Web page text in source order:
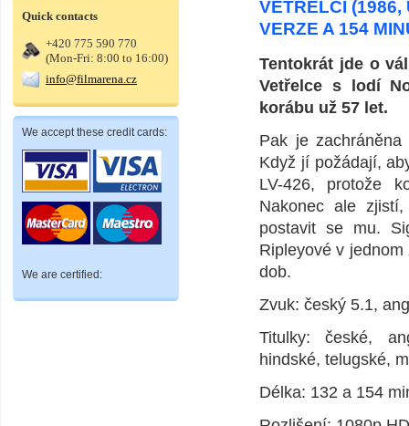
Quick contacts
+420 775 590 770
(Mon-Fri: 8:00 to 16:00)
info@filmarena.cz
We accept these credit cards:
We are certified:
VETŘELCI
VERZE A 154
Tentokrát jde o
Vetřelce s lodí
korábu už 57 let.
Pak je
Když jí požádají,
LV-426, protože
Nakonec ale
postavit se mu.
Ripleyové v
dob.
Zvuk: český 5.1,
Titulky: české,
hindské, telugské,
Délka: 132 a 154